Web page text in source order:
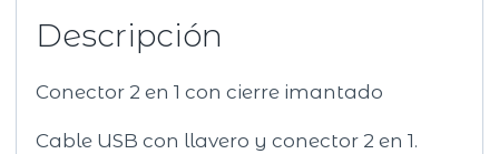
Descripción
Conector 2 en 1 con cierre imantado
Cable USB con llavero y conector 2 en 1.